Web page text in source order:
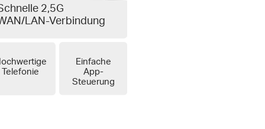
2,5G
LAN-Verbindung
Telefonie
Einfache
App-
Steuerung